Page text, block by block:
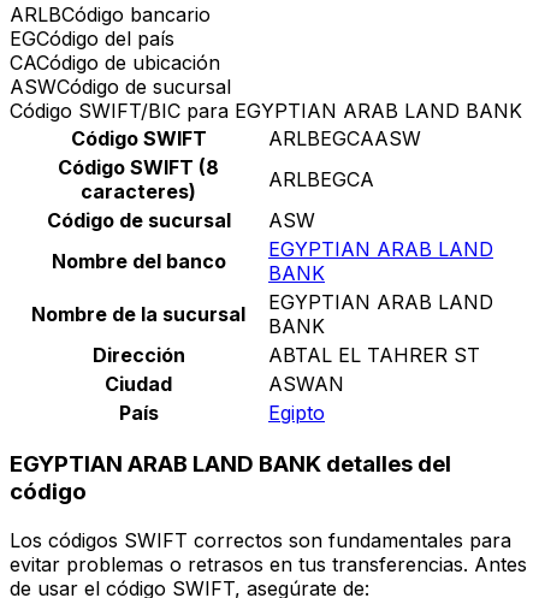
ARLBCódigo bancario
EGCódigo del país
CACódigo de ubicación
ASWCódigo de sucursal
Código SWIFT/BIC para EGYPTIAN ARAB LAND BANK
Código SWIFT
ARLBEGCAASW
Código SWIFT (8
caracteres)
ARLBEGCA
Código de sucursal
ASW
Nombre del banco
EGYPTIAN ARAB LAND
BANK
Nombre de la sucursal
EGYPTIAN ARAB LAND
BANK
Dirección
ABTAL EL TAHRER ST
Ciudad
ASWAN
País
Egipto
EGYPTIAN ARAB LAND BANK detalles del
código
Los códigos SWIFT correctos son fundamentales para
evitar problemas o retrasos en tus transferencias. Antes
de usar el código SWIFT, asegúrate de: